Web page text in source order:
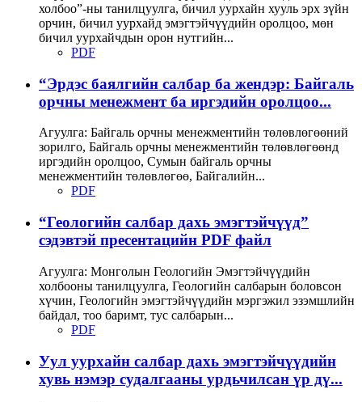
холбоо”-ны танилцуулга, бичил уурхайн хууль эрх зүйн
орчин, бичил уурхайд эмэгтэйчүүдийн оролцоо, мөн
бичил уурхайчдын орон нутгийн...
PDF
“Эрдэс баялгийн салбар ба жендэр: Байгаль
орчны менежмент ба иргэдийн оролцоо...
Агуулга: Байгаль орчны менежментийн төлөвлөгөөний
зорилго, Байгаль орчны менежментийн төлөвлөгөөнд
иргэдийн оролцоо, Сумын байгаль орчны
менежментийн төлөвлөгөө, Байгалийн...
PDF
“Геологийн салбар дахь эмэгтэйчүүд”
сэдэвтэй пресентацийн PDF файл
Агуулга: Монголын Геологийн Эмэгтэйчүүдийн
холбооны танилцуулга, Геологийн салбарын боловсон
хүчин, Геологийн эмэгтэйчүүдийн мэргэжил эзэмшлийн
байдал, тоо баримт, тус салбарын...
PDF
Уул уурхайн салбар дахь эмэгтэйчүүдийн
хувь нэмэр судалгааны урдьчилсан үр дү...